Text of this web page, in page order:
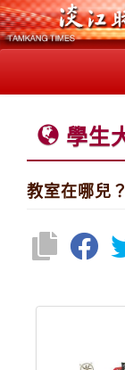
學生
教室在哪兒